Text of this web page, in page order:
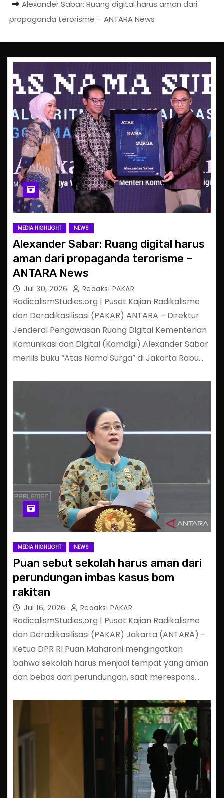
Alexander Sabar: Ruang digital harus aman dari
propaganda terorisme – ANTARA News
MEDIA HIGHLIGHT NEWS
Alexander Sabar: Ruang digital harus
aman dari propaganda terorisme –
ANTARA News
Jul 30, 2026 Redaksi PAKAR
RadicalismStudies.org | Pusat Kajian Radikalisme
dan Deradikasilisasi (PAKAR) ANTARA – Direktur
Jenderal Pengawasan Ruang Digital Kementerian
Komunikasi dan Digital (Komdigi) Alexander Sabar
merilis buku “Atas Nama Surga” di Jakarta Rabu…
MEDIA HIGHLIGHT NEWS
Puan sebut sekolah harus aman dari
perundungan imbas kasus bom
rakitan
Jul 16, 2026 Redaksi PAKAR
RadicalismStudies.org | Pusat Kajian Radikalisme
dan Deradikasilisasi (PAKAR) Jakarta (ANTARA) –
Ketua DPR RI Puan Maharani mengingatkan
bahwa sekolah harus menjadi tempat yang aman
dan bebas dari perundungan, saat merespons…